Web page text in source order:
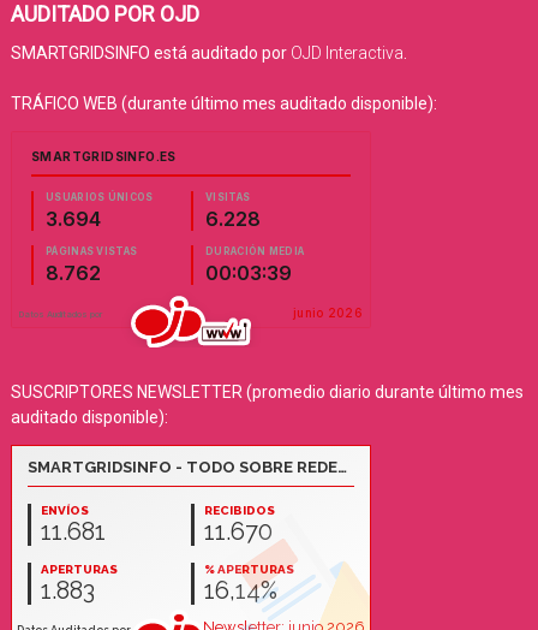
AUDITADO POR OJD
SMARTGRIDSINFO está auditado por OJD Interactiva
TRÁFICO WEB (durante último mes auditado disponible):
SUSCRIPTORES NEWSLETTER (promedio diario durante último mes
auditado disponible):